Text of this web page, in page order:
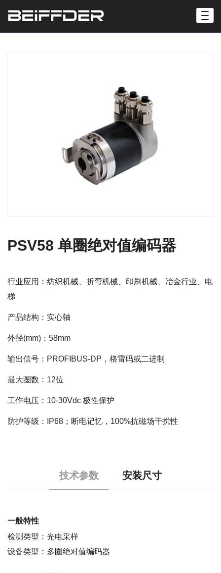
PSV58 单圈绝对值编码器
行业应用：纺织机械、折弯机械、印刷机械、冶金行业、电
梯
产品结构：实心轴
外径(mm)：58mm
输出信号：PROFIBUS-DP，格雷码或二进制
最大圈数：12位
工作电压：10-30Vdc 极性保护
防护等级：IP68；断电记忆，100%抗磁场干扰性
技术参数 安装尺寸
一般特性
检测类型：光电采样
设备类型：多圈绝对值编码器